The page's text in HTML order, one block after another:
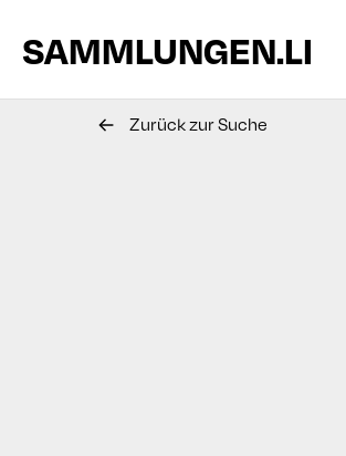
SAMMLUNGEN.LI
Zurück zur Suche